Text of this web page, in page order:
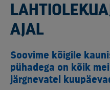
AJAL
Soovime kõigile
pühadega on kõik
järgnevatel